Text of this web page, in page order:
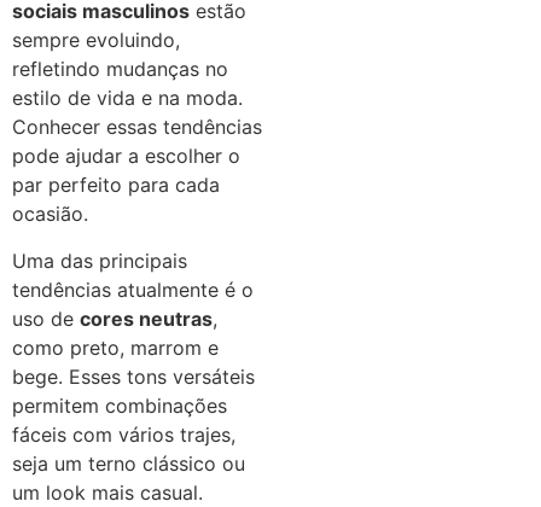
sociais masculinos estão
sempre evoluindo,
refletindo mudanças no
estilo de vida e na moda.
Conhecer essas tendências
pode ajudar a escolher o
par perfeito para cada
ocasião.
Uma das principais
tendências atualmente é o
uso de cores neutras,
como preto, marrom e
bege. Esses tons versáteis
permitem combinações
fáceis com vários trajes,
seja um terno clássico ou
um look mais casual.